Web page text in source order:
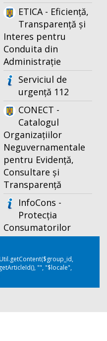
ETICA - Eficiență,
Transparență și
Interes pentru
Conduita din
Administrație
Serviciul de
urgență 112
CONECT -
Catalogul
Organizațiilor
Neguvernamentale
pentru Evidență,
Consultare și
Transparență
InfoCons -
Protecția
Consumatorilor
"", "$locale",